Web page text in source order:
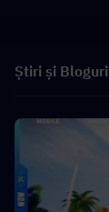
Știri și Bloguri